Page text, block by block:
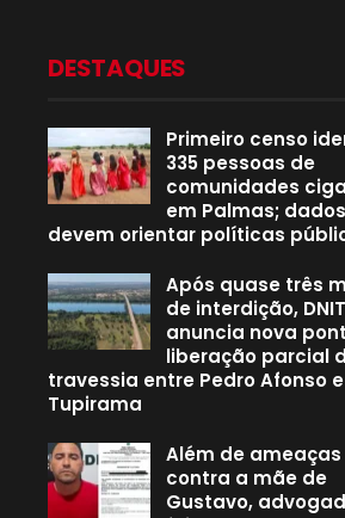
DESTAQUES
Primeiro censo
335 pessoas de
comunidades
em Palmas; dados
devem orientar políticas
Após quase três
de interdição, DNIT
anuncia nova
liberação parcial
travessia entre Pedro Afonso e
Tupirama
Além de ameaças
contra a mãe de
Gustavo,